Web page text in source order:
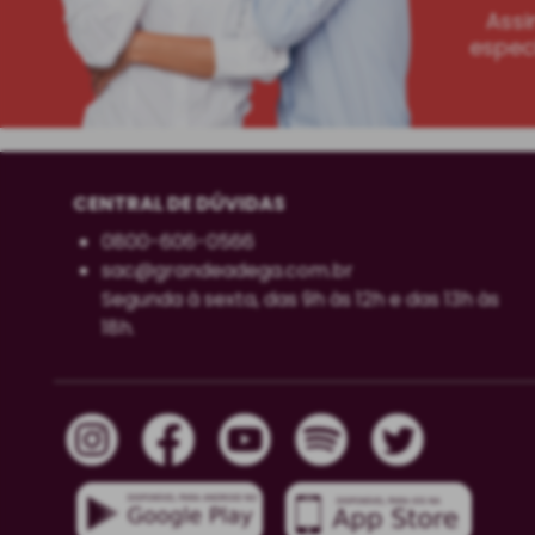
CENTRAL DE DÚVIDAS
0800-606-0566
sac@grandeadega.com.br
Segunda à sexta, das 9h às 12h e das 13h às
18h.